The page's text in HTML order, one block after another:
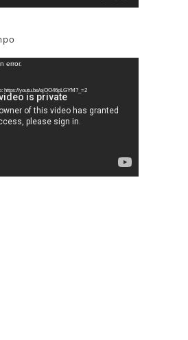
error.
https://youtu.be/ejOO46pLGYM?_=2